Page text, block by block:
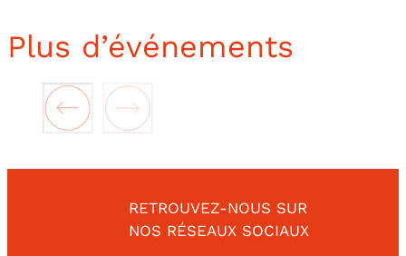
Plus d’événements
RETROUVEZ-NOUS SUR
NOS RÉSEAUX SOCIAUX